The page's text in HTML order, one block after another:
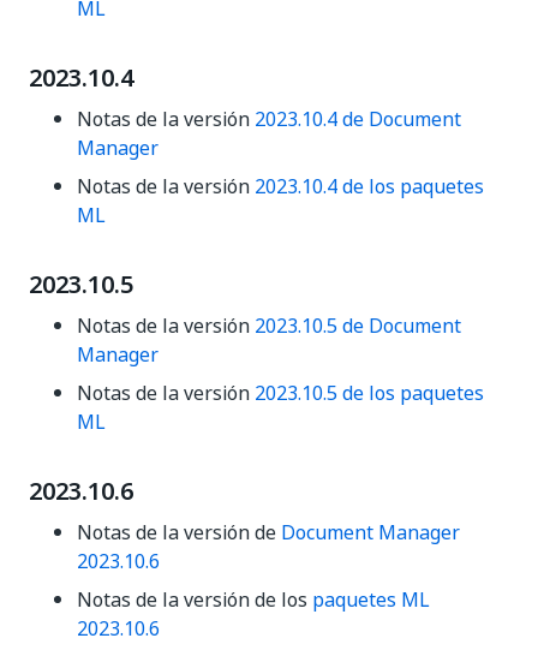
ML
2023.10.4
Notas de la versión 2023.10.4 de Document
Manager
Notas de la versión 2023.10.4 de los paquetes
ML
2023.10.5
Notas de la versión 2023.10.5 de Document
Manager
Notas de la versión 2023.10.5 de los paquetes
ML
2023.10.6
Notas de la versión de Document Manager
2023.10.6
Notas de la versión de los paquetes ML
2023.10.6